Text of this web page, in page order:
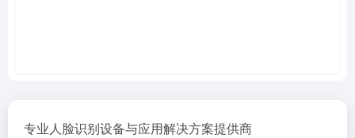
专业人脸识别设备与应用解决方案提供商